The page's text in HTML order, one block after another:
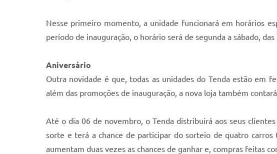
Nesse primeiro momento, a unidade funcionará em horários
período de inauguração, o horário será de segunda a sábado,
Aniversário
Outra novidade é que, todas as unidades do Tenda estão em
além das promoções de inauguração, a nova loja também
Até o dia 06 de novembro, o Tenda distribuirá aos seus
sorte e terá a chance de participar do sorteio de quatro
aumentam duas vezes as chances de ganhar e, compras feitas